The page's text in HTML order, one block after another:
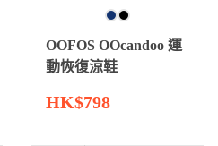
OOFOS OOcandoo 運
動恢復涼鞋
HK$798